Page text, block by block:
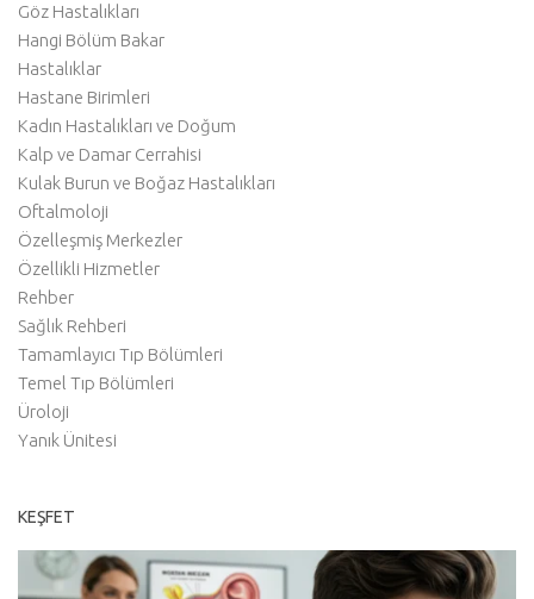
Göz Hastalıkları
Hangi Bölüm Bakar
Hastalıklar
Hastane Birimleri
Kadın Hastalıkları ve Doğum
Kalp ve Damar Cerrahisi
Kulak Burun ve Boğaz Hastalıkları
Oftalmoloji
Özelleşmiş Merkezler
Özellikli Hizmetler
Rehber
Sağlık Rehberi
Tamamlayıcı Tıp Bölümleri
Temel Tıp Bölümleri
Üroloji
Yanık Ünitesi
KEŞFET